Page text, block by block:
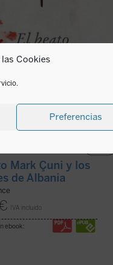
Cookies
Preferencias
de muerte y resurrección --
Mark Çuni y los
de Albania
IVA incluido
ebook: